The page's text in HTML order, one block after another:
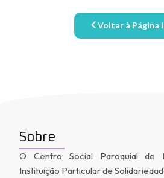
Voltar à Página
Sobre
O Centro Social Paroquial de
Instituição Particular de